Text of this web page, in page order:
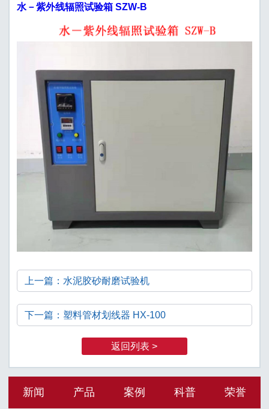
水－紫外线辐照试验箱 SZW-B
上一篇：水泥胶砂耐磨试验机
下一篇：塑料管材划线器 HX-100
返回列表 >
新闻 产品 案例 科普 荣誉